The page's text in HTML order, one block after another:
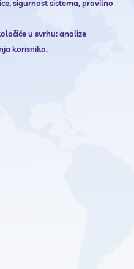
sigurnost sistema,pravilno
u svrhu:analize
korisnika.